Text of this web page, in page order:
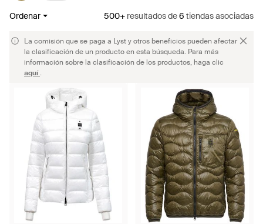
Ordenar 500+ resultadosde6 tiendas asociadas
La comisión que se paga a Lyst y otros beneficios pueden afectar
la clasificación de un producto en esta búsqueda. Para más
información sobre la clasificación de los productos, haga clic
aquí.